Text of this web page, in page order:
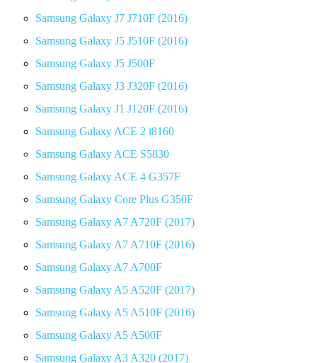
Samsung Galaxy J7 J710F (2016)
Samsung Galaxy J5 J510F (2016)
Samsung Galaxy J5 J500F
Samsung Galaxy J3 J320F (2016)
Samsung Galaxy J1 J120F (2016)
Samsung Galaxy ACE 2 i8160
Samsung Galaxy ACE S5830
Samsung Galaxy ACE 4 G357F
Samsung Galaxy Core Plus G350F
Samsung Galaxy A7 A720F (2017)
Samsung Galaxy A7 A710F (2016)
Samsung Galaxy A7 A700F
Samsung Galaxy A5 A520F (2017)
Samsung Galaxy A5 A510F (2016)
Samsung Galaxy A5 A500F
Samsung Galaxy A3 A320 (2017)